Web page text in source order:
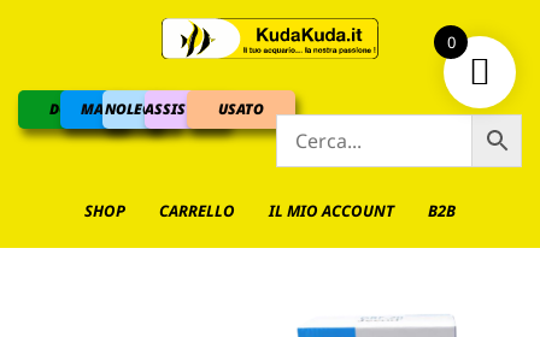
DOLCEMARINO
NOLEGGIOASSISTENZAUSATO
SHOP CARRELLO IL MIO ACCOUNT B2B
0